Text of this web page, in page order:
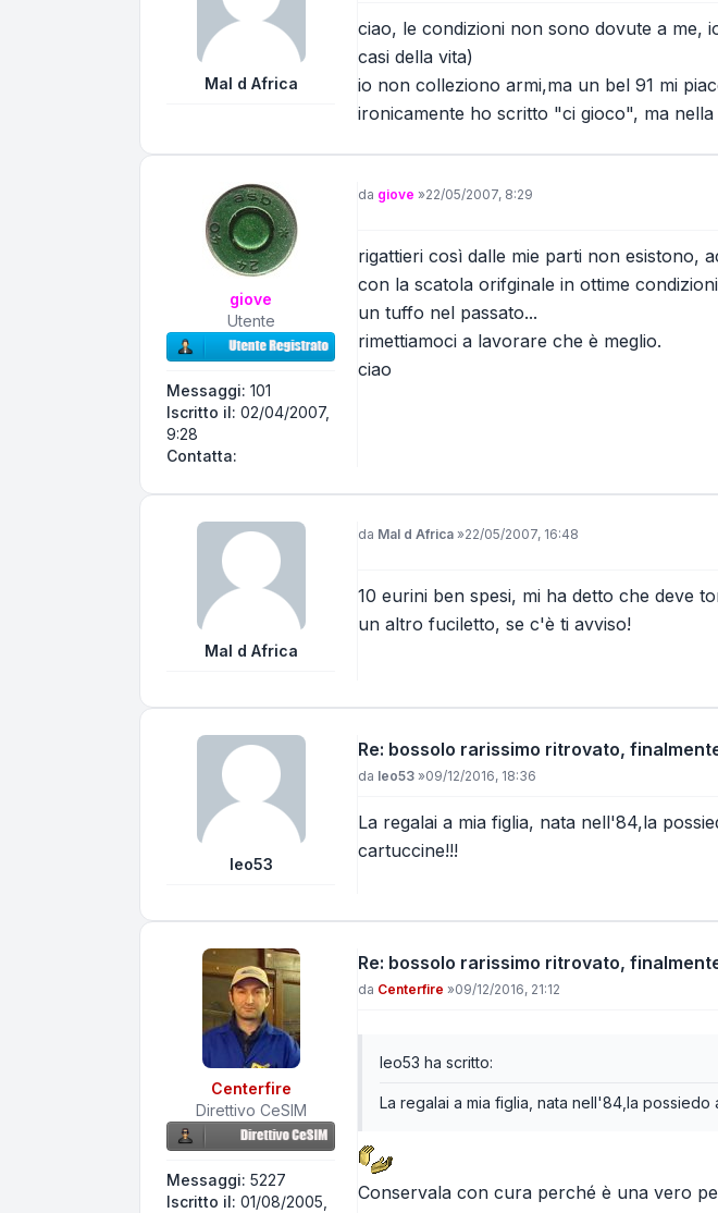
Mal d Africa
ciao, le condizioni non sono dovute a me,
casi della vita)
io non colleziono armi,ma un bel 91 mi
ironicamente ho scritto "ci gioco", ma
giove
Utente
Messaggi: 101
Iscritto il: 02/04/2007,
9:28
Contatta:
Messaggio
da giove »22/05/2007, 8:29
rigattieri così dalle mie parti non esistono,
con la scatola orifginale in ottime
un tuffo nel passato...
rimettiamoci a lavorare che è meglio.
ciao
Mal d Africa
Messaggio
da Mal d Africa »22/05/2007, 16:48
10 eurini ben spesi, mi ha detto che deve
un altro fuciletto, se c'è ti avviso!
leo53
Re: bossolo rarissimo ritrovato,
Messaggio
da leo53 »09/12/2016, 18:36
La regalai a mia figlia, nata nell'84,la
cartuccine!!!
Centerfire
Direttivo CeSIM
Messaggi: 5227
Iscritto il: 01/08/2005,
Re: bossolo rarissimo ritrovato,
Messaggio
da Centerfire »09/12/2016, 21:12
leo53 ha scritto:
La regalai a mia figlia, nata nell'84,la
Conservala con cura perché è una vero